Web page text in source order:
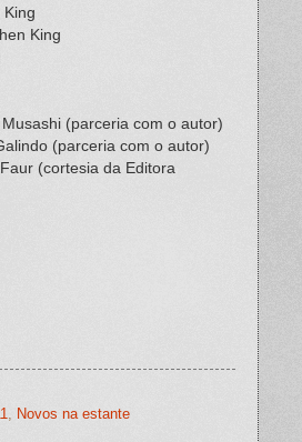
King
King
(parceria com o autor)
(parceria com o autor)
(cortesia da Editora
Novos na estante